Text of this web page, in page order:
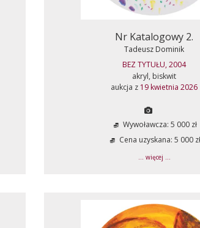
Nr Katalogowy 2.
Tadeusz Dominik
BEZ TYTUŁU, 2004
akryl, biskwit
aukcja z 19 kwietnia 2026
Wywoławcza: 5 000 zł
Cena uzyskana: 5 000 zł
... więcej ...